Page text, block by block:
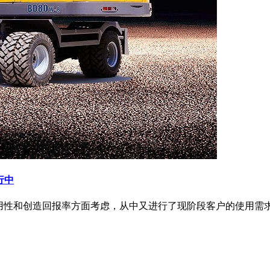
中
和创造回报率方面考虑，从中又进行了现阶段客户的使用